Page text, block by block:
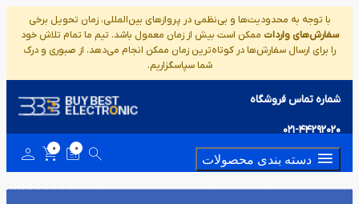
با توجه به محدودیت‌ها و بی‌نظمی در پروازهای بین‌المللی، زمان تحویل برخی
سفارش‌های واردات ممکن است بیش از زمان معمول باشد. تیم ما تمام تلاش خود
را برای ارسال سفارش‌ها در کوتاه‌ترین زمان ممکن انجام می‌دهد. از صبوری و درک
شما سپاسگزاریم.
شماره تماس فروشگاه
021-44292020
دسته بندی محصولات
0
0